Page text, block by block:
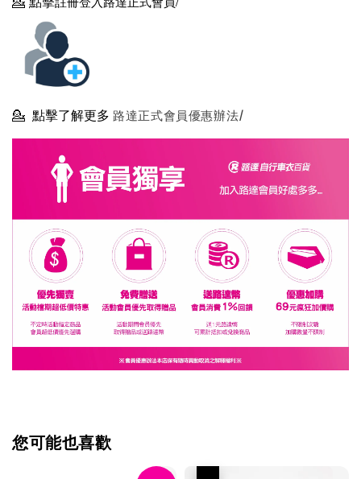
💁 點擊了解更多 路達正式會員優惠辦法/
您可能也喜歡